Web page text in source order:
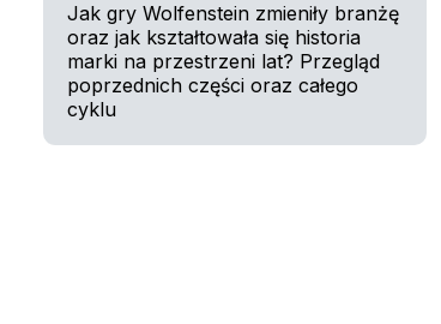
Jak gry Wolfenstein zmieniły branżę
oraz jak kształtowała się historia
marki na przestrzeni lat? Przegląd
poprzednich części oraz całego
cyklu